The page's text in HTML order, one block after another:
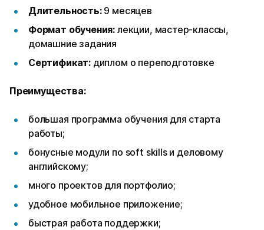
Длительность: 9 месяцев
Формат обучения: лекции, мастер-классы,
домашние задания
Сертификат: диплом о переподготовке
Преимущества:
большая программа обучения для старта
работы;
бонусные модули по soft skills и деловому
английскому;
много проектов для портфолио;
удобное мобильное приложение;
быстрая работа поддержки;